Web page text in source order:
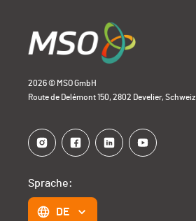
2026 © MSO GmbH
Route de Delémont 150, 2802 Develier, Schweiz
Sprache:
DE